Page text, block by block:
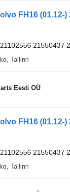
21550437
Tallinn
Eesti OÜ
21550437
Tallinn